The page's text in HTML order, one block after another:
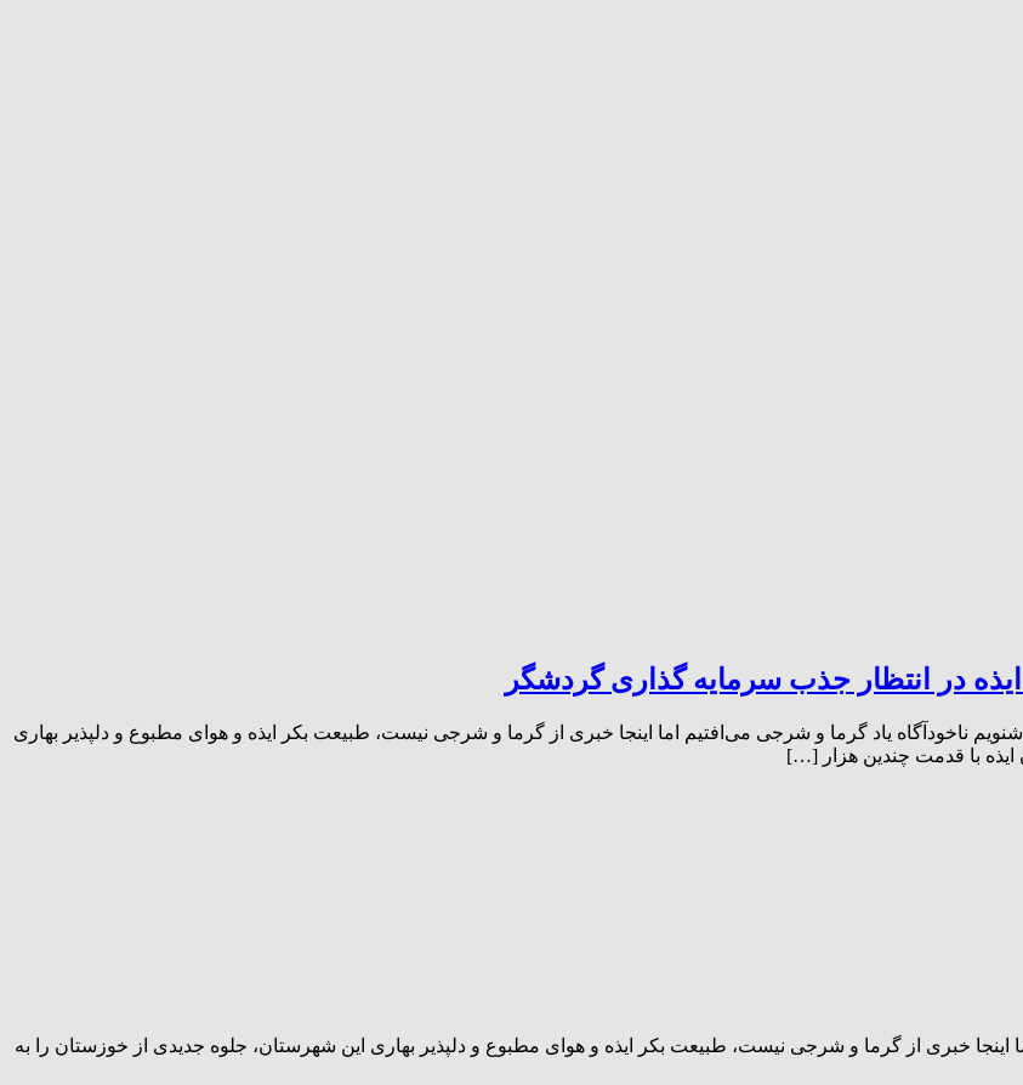
در انتظار جذب سرمایه گذاری گردشگر
ناخودآگاه یاد گرما و شرجی می‌افتیم اما اینجا خبری از گرما و شرجی نیست، طبیعت بکر ایذه و هوای مطبوع و دلپذیر بهاری
با قدمت چندین هزار […]
خبری از گرما و شرجی نیست، طبیعت بکر ایذه و هوای مطبوع و دلپذیر بهاری این شهرستان، جلوه جدیدی از خوزستان را به